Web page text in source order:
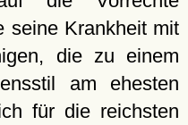
seine Krankheit mit
die zu einem
am ehesten
für die reichsten